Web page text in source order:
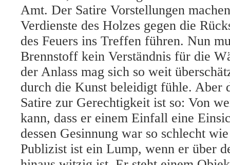
Amt. Der Satire Vorstellungen
Verdienste des Holzes gegen die
des Feuers ins Treffen führen. Nun
Brennstoff kein Verständnis für die
der Anlass mag sich so weit
durch die Kunst beleidigt fühle. Aber
Satire zur Gerechtigkeit ist so: Von
kann, dass er einem Einfall eine
dessen Gesinnung war so schlecht
Publizist ist ein Lump, wenn er über